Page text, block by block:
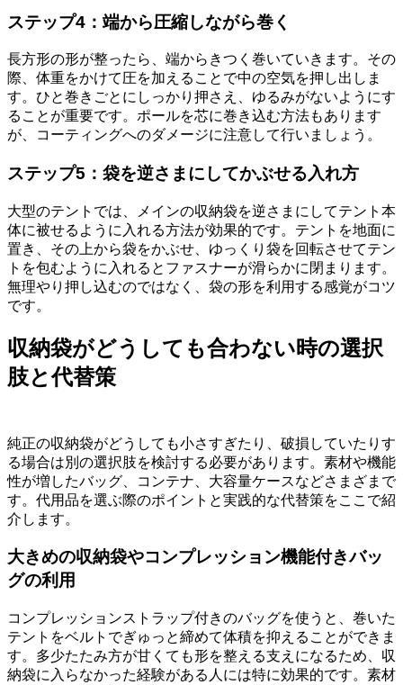
ステップ4：端から圧縮しながら巻く
長方形の形が整ったら、端からきつく巻いていきます。その
際、体重をかけて圧を加えることで中の空気を押し出しま
す。ひと巻きごとにしっかり押さえ、ゆるみがないようにす
ることが重要です。ポールを芯に巻き込む方法もあります
が、コーティングへのダメージに注意して行いましょう。
ステップ5：袋を逆さまにしてかぶせる入れ方
大型のテントでは、メインの収納袋を逆さまにしてテント本
体に被せるように入れる方法が効果的です。テントを地面に
置き、その上から袋をかぶせ、ゆっくり袋を回転させてテン
トを包むように入れるとファスナーが滑らかに閉まります。
無理やり押し込むのではなく、袋の形を利用する感覚がコツ
です。
収納袋がどうしても合わない時の選択
肢と代替策
純正の収納袋がどうしても小さすぎたり、破損していたりす
る場合は別の選択肢を検討する必要があります。素材や機能
性が増したバッグ、コンテナ、大容量ケースなどさまざまで
す。代用品を選ぶ際のポイントと実践的な代替策をここで紹
介します。
大きめの収納袋やコンプレッション機能付きバッ
グの利用
コンプレッションストラップ付きのバッグを使うと、巻いた
テントをベルトでぎゅっと締めて体積を抑えることができま
す。多少たたみ方が甘くても形を整える支えになるため、収
納袋に入らなかった経験がある人には特に効果的です。素材